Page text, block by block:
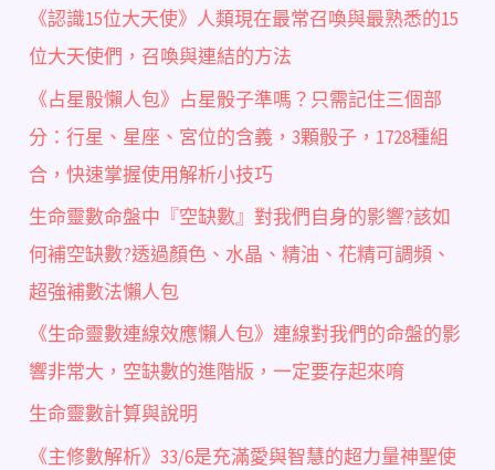
《認識15位大天使》人類現在最常召喚與最熟悉的15
位大天使們，召喚與連結的方法
《占星骰懶人包》占星骰子準嗎？只需記住三個部
分：行星、星座、宮位的含義，3顆骰子，1728種組
合，快速掌握使用解析小技巧
生命靈數命盤中『空缺數』對我們自身的影響?該如
何補空缺數?透過顏色、水晶、精油、花精可調頻、
超強補數法懶人包
《生命靈數連線效應懶人包》連線對我們的命盤的影
響非常大，空缺數的進階版，一定要存起來唷
生命靈數計算與說明
《主修數解析》33/6是充滿愛與智慧的超力量神聖使